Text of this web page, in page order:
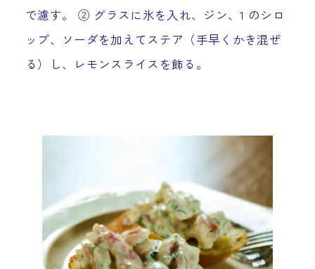
で濾す。 ② グラスに氷を入れ、ジン、1 のシロ
ップ、ソーダを加えてステア（手早くかき混ぜ
る）し、レモンスライスを飾る。